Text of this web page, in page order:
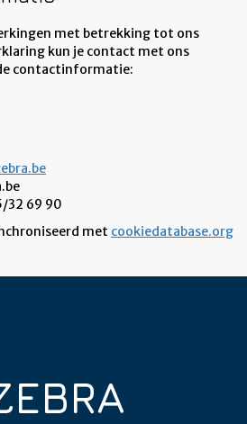
met betrekking tot ons
kun je contact met ons
contactinformatie:
32 69 90
met cookiedatabase.org